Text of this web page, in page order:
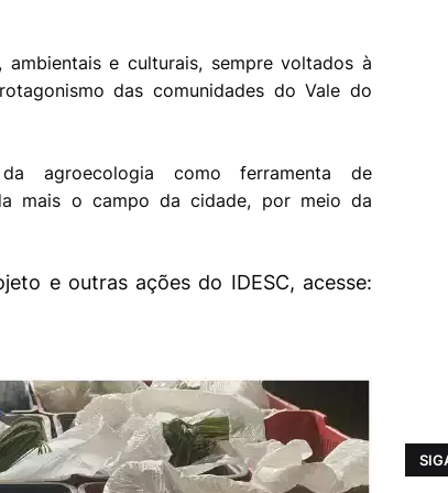
e culturais, sempre voltados à
das comunidades do Vale do
agroecologia como ferramenta de
mais o campo da cidade, por meio da
e outras ações do IDESC, acesse: